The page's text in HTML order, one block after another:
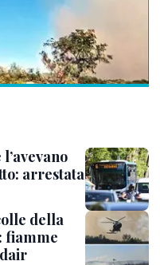
arrestata
della
fiamme